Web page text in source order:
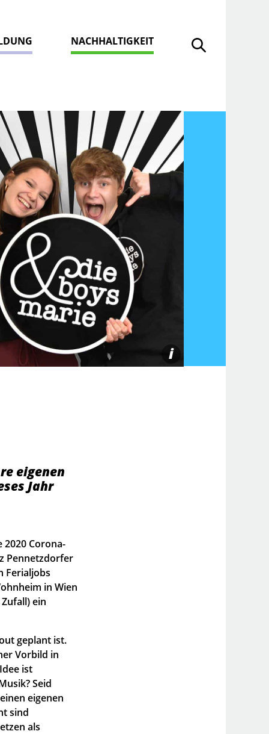
Suche öffnen
NACHHALTIGKEIT
i
eigenen
Jahr
Corona-
Pennetzdorfer
Ferialjobs
in Wien
ein
geplant ist.
Vorbild in
ist
Seid
eigenen
sind
als